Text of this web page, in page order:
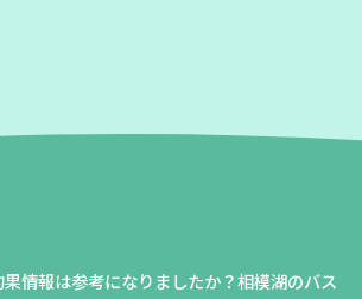
情報は参考になりましたか？相模湖のバス